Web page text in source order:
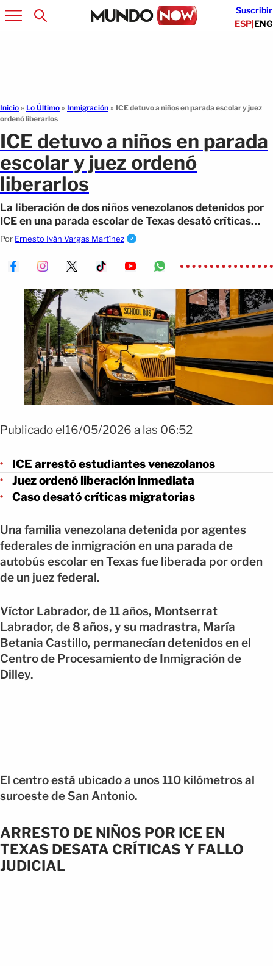
Suscribir
ESP|ENG
Inicio » Lo Último » Inmigración » ICE detuvo a niños en parada escolar y juez
ordenó liberarlos
ICE detuvo a niños en parada
escolar y juez ordenó
liberarlos
La liberación de dos niños venezolanos detenidos por
ICE en una parada escolar de Texas desató críticas
políticas.
Por Ernesto Iván Vargas Martínez
Publicado el16/05/2026 a las 06:52
ICE arrestó estudiantes venezolanos
Juez ordenó liberación inmediata
Caso desató críticas migratorias
Una familia venezolana detenida por agentes
federales de inmigración en una parada de
autobús escolar en Texas fue liberada por orden
de un juez federal.
Víctor Labrador, de 11 años, Montserrat
Labrador, de 8 años, y su madrastra, María
Betania Castillo, permanecían detenidos en el
Centro de Procesamiento de Inmigración de
Dilley.
El centro está ubicado a unos 110 kilómetros al
suroeste de San Antonio.
ARRESTO DE NIÑOS POR ICE EN
TEXAS DESATA CRÍTICAS Y FALLO
JUDICIAL